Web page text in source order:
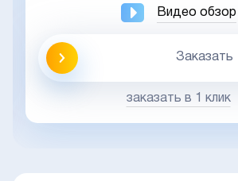
Видео обзор
Заказать
заказать в 1 клик